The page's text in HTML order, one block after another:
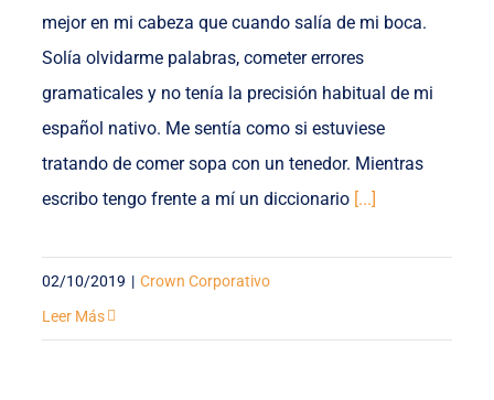
mejor en mi cabeza que cuando salía de mi boca.
Solía olvidarme palabras, cometer errores
gramaticales y no tenía la precisión habitual de mi
español nativo. Me sentía como si estuviese
tratando de comer sopa con un tenedor. Mientras
escribo tengo frente a mí un diccionario [...]
02/10/2019 | Crown Corporativo
Leer Más